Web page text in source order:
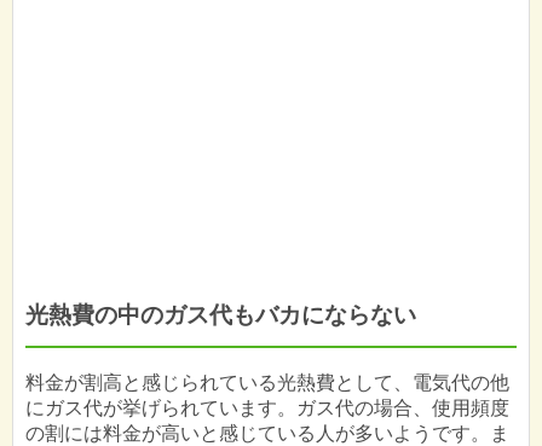
光熱費の中のガス代もバカにならない
料金が割高と感じられている光熱費として、電気代の他
にガス代が挙げられています。ガス代の場合、使用頻度
の割には料金が高いと感じている人が多いようです。ま